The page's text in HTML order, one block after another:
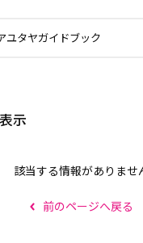
ユタヤガイドブック
示
該当する情報がありませ
前のページへ戻る